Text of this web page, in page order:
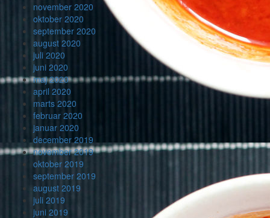
november 2020
oktober 2020
september 2020
august 2020
juli 2020
juni 2020
maj 2020
april 2020
marts 2020
februar 2020
januar 2020
december 2019
november 2019
oktober 2019
september 2019
august 2019
juli 2019
juni 2019